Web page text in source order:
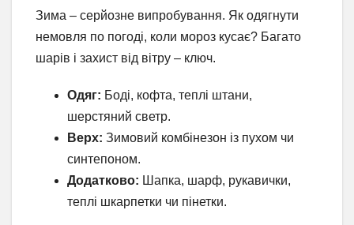
Зима – серйозне випробування. Як одягнути
немовля по погоді, коли мороз кусає? Багато
шарів і захист від вітру – ключ.
Одяг: Боді, кофта, теплі штани,
шерстяний светр.
Верх: Зимовий комбінезон із пухом чи
синтепоном.
Додатково: Шапка, шарф, рукавички,
теплі шкарпетки чи пінетки.